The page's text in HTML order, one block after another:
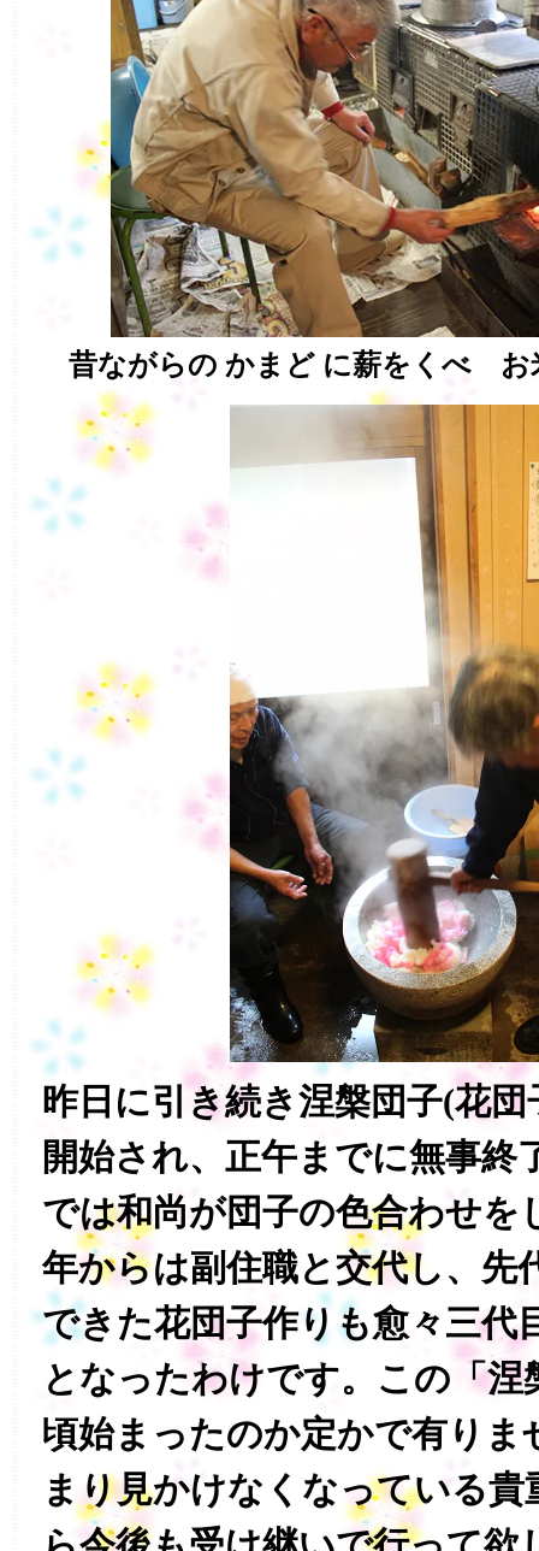
昔ながらの かまど に薪をくべ お
昨日に引き続き涅槃団子(花
開始され、正午までに無事終
では和尚が団子の色合わせを
年からは副住職と交代し、先
できた花団子作りも愈々三代
となったわけです。この「涅
頃始まったのか定かで有りま
まり見かけなくなっている